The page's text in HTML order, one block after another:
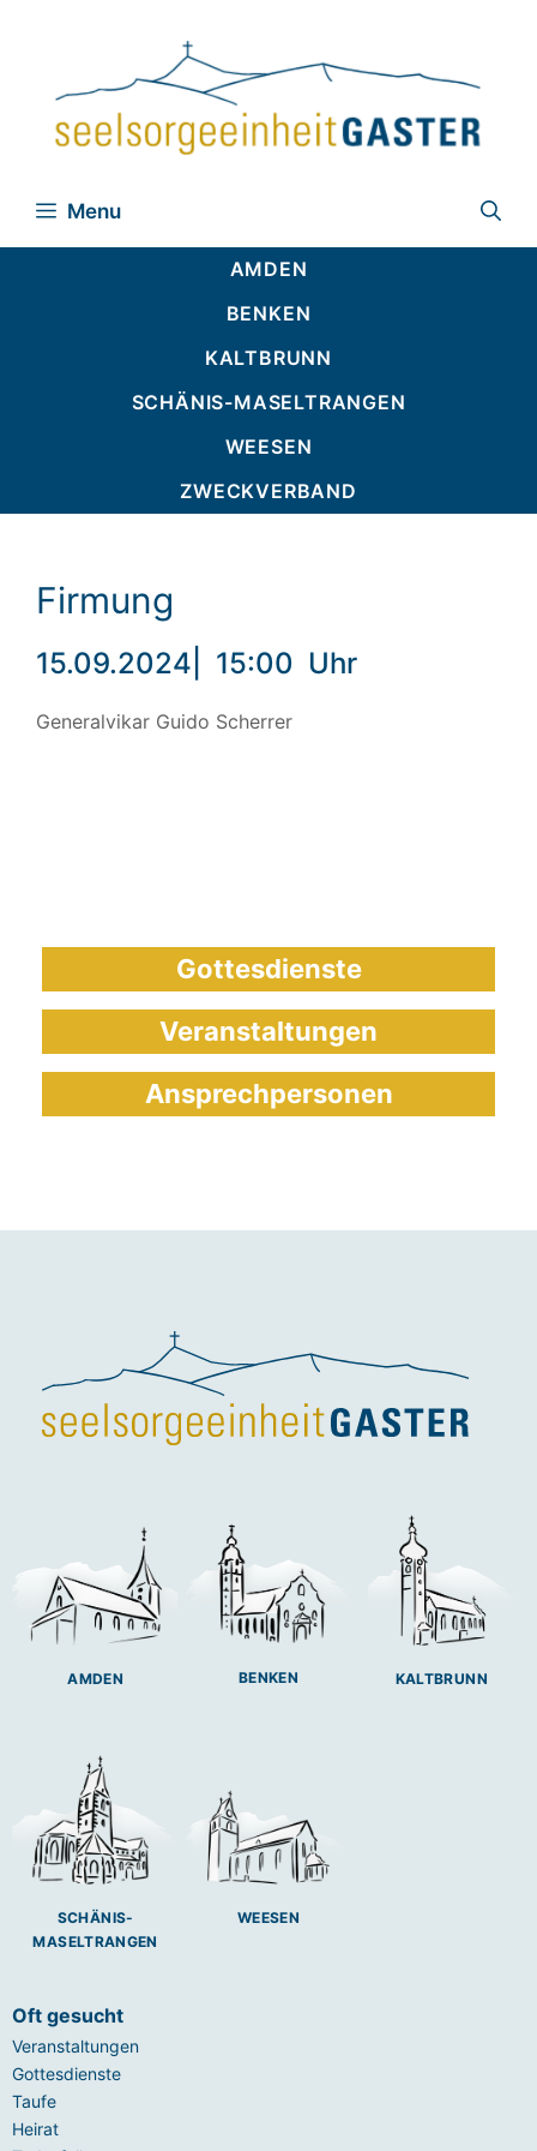
Menu
AMDEN
BENKEN
KALTBRUNN
SCHÄNIS-MASELTRANGEN
WEESEN
ZWECKVERBAND
Firmung
15.09.2024 15:00 Uhr
Generalvikar Guido Scherrer
Gottesdienste
Veranstaltungen
Ansprechpersonen
AMDEN BENKEN KALTBRUNN
SCHÄNIS-
MASELTRANGEN
WEESEN
Oft gesucht
Veranstaltungen
Gottesdienste
Taufe
Heirat